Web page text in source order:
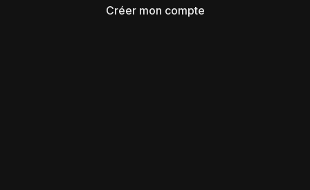
Créer mon compte